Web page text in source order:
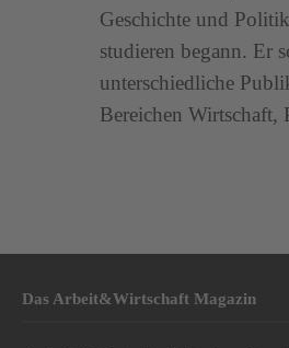
Geschichte und
studieren begann. Er
unterschiedliche
Bereichen
Das Arbeit&Wirtschaft Magazin